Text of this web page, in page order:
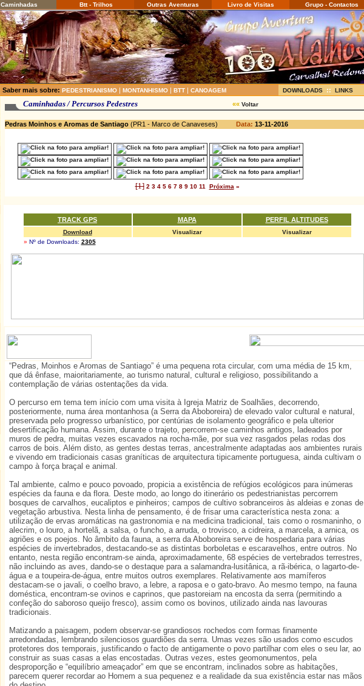
Caminhadas Btt - Trilhos Outras Aventuras Livro de Visitas Grupo - Contactos
Saber mais sobre: PEDESTRIANISMO | MONTANHISMO | BTT | CANOAGEM DOWNLOADS :: LINKS
Caminhadas / Percursos Pedestres «« Voltar
Pedras Moinhos e Aromas de Santiago (PR1 - Marco de Canaveses) Data: 13-11-2016
[1] 2 3 4 5 6 7 8 9 10 11 Próxima »
TRACK GPS MAPA PERFIL ALTITUDES
Download Visualizar
Visualizar
» Nº de Downloads: 2305
“Pedras, Moinhos e Aromas de Santiago” é uma pequena rota circular, com uma média de 15 km,
que dá ênfase, maioritariamente, ao turismo natural, cultural e religioso, possibilitando a
contemplação de várias ostentações da vida.
O percurso em tema tem início com uma visita à Igreja Matriz de Soalhães, decorrendo,
posteriormente, numa área montanhosa (a Serra da Aboboreira) de elevado valor cultural e natural,
preservada pelo progresso urbanístico, por centúrias de isolamento geográfico e pela ulterior
desertificação humana. Assim, durante o trajeto, percorrem-se caminhos antigos, ladeados por
muros de pedra, muitas vezes escavados na rocha-mãe, por sua vez rasgados pelas rodas dos
carros de bois. Além disto, as gentes destas terras, ancestralmente adaptadas aos ambientes rurais
e vivendo em tradicionais casas graníticas de arquitectura tipicamente portuguesa, ainda cultivam o
campo à força braçal e animal.
Tal ambiente, calmo e pouco povoado, propicia a existência de refúgios ecológicos para inúmeras
espécies da fauna e da flora. Deste modo, ao longo do itinerário os pedestrianistas percorrem
bosques de carvalhos, eucaliptos e pinheiros; campos de cultivo sobranceiros às aldeias e zonas de
vegetação arbustiva. Nesta linha de pensamento, é de frisar uma característica nesta zona: a
utilização de ervas aromáticas na gastronomia e na medicina tradicional, tais como o rosmaninho, o
alecrim, o louro, a hortelã, a salsa, o funcho, a arruda, o trovisco, a cidreira, a marcela, a arnica, os
agriões e os poejos. No âmbito da fauna, a serra da Aboboreira serve de hospedaria para várias
espécies de invertebrados, destacando-se as distintas borboletas e escaravelhos, entre outros. No
entanto, nesta região encontram-se ainda, aproximadamente, 68 espécies de vertebrados terrestres,
não incluindo as aves, dando-se o destaque para a salamandra-lusitânica, a rã-ibérica, o lagarto-de-
água e a toupeira-de-água, entre muitos outros exemplares. Relativamente aos mamíferos
destacam-se o javali, o coelho bravo, a lebre, a raposa e o gato-bravo. Ao mesmo tempo, na fauna
doméstica, encontram-se ovinos e caprinos, que pastoreiam na encosta da serra (permitindo a
confeção do saboroso queijo fresco), assim como os bovinos, utilizado ainda nas lavouras
tradicionais.
Matizando a paisagem, podem observar-se grandiosos rochedos com formas finamente
arredondadas, lembrando silenciosos guardiões da serra. Umas vezes são usados como escudos
protetores dos temporais, justificando o facto de antigamente o povo partilhar com eles o seu lar, ao
construir as suas casas a elas encostadas. Outras vezes, estes geomonumentos, pela
desproporção e “equilíbrio ameaçador” em que se encontram, inclinados sobre as habitações,
parecem querer recordar ao Homem a sua pequenez e a realidade da sua existência estar nas mãos